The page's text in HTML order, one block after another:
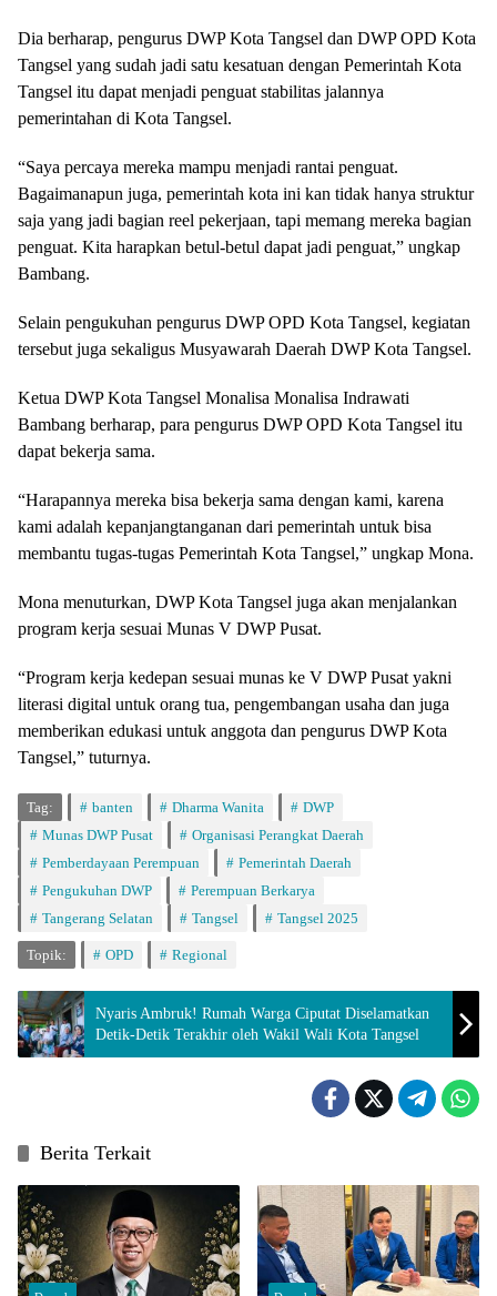
Dia berharap, pengurus DWP Kota Tangsel dan DWP OPD Kota
Tangsel yang sudah jadi satu kesatuan dengan Pemerintah Kota
Tangsel itu dapat menjadi penguat stabilitas jalannya
pemerintahan di Kota Tangsel.
“Saya percaya mereka mampu menjadi rantai penguat.
Bagaimanapun juga, pemerintah kota ini kan tidak hanya struktur
saja yang jadi bagian reel pekerjaan, tapi memang mereka bagian
penguat. Kita harapkan betul-betul dapat jadi penguat,” ungkap
Bambang.
Selain pengukuhan pengurus DWP OPD Kota Tangsel, kegiatan
tersebut juga sekaligus Musyawarah Daerah DWP Kota Tangsel.
Ketua DWP Kota Tangsel Monalisa Monalisa Indrawati
Bambang berharap, para pengurus DWP OPD Kota Tangsel itu
dapat bekerja sama.
“Harapannya mereka bisa bekerja sama dengan kami, karena
kami adalah kepanjangtanganan dari pemerintah untuk bisa
membantu tugas-tugas Pemerintah Kota Tangsel,” ungkap Mona.
Mona menuturkan, DWP Kota Tangsel juga akan menjalankan
program kerja sesuai Munas V DWP Pusat.
“Program kerja kedepan sesuai munas ke V DWP Pusat yakni
literasi digital untuk orang tua, pengembangan usaha dan juga
memberikan edukasi untuk anggota dan pengurus DWP Kota
Tangsel,” tuturnya.
Tag: banten Dharma Wanita
DWP
Munas DWP Pusat
Organisasi Perangkat Daerah
Pemberdayaan Perempuan
Pemerintah Daerah
Pengukuhan DWP
Perempuan Berkarya
Tangerang Selatan
Tangsel Tangsel 2025
Topik: OPD Regional
Nyaris Ambruk! Rumah Warga Ciputat Diselamatkan
Detik-Detik Terakhir oleh Wakil Wali Kota Tangsel
Berita Terkait